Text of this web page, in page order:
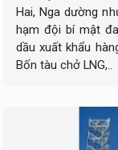
Hai, Nga dường
hạm đội bí mật
dầu xuất khẩu
Bốn tàu chở LNG,..